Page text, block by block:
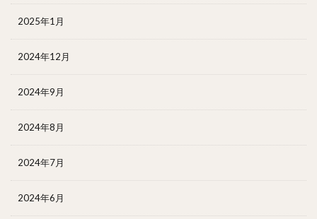
2025年1月
2024年12月
2024年9月
2024年8月
2024年7月
2024年6月